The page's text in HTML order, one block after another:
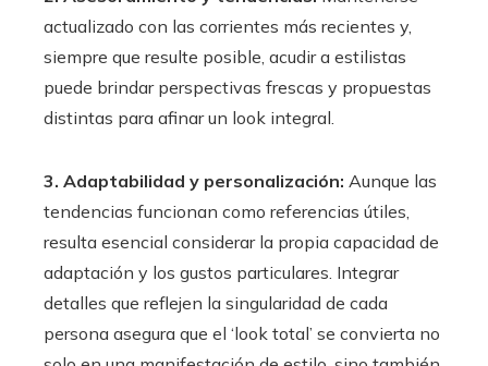
actualizado con las corrientes más recientes y,
siempre que resulte posible, acudir a estilistas
puede brindar perspectivas frescas y propuestas
distintas para afinar un look integral.
3. Adaptabilidad y personalización: Aunque las
tendencias funcionan como referencias útiles,
resulta esencial considerar la propia capacidad de
adaptación y los gustos particulares. Integrar
detalles que reflejen la singularidad de cada
persona asegura que el ‘look total’ se convierta no